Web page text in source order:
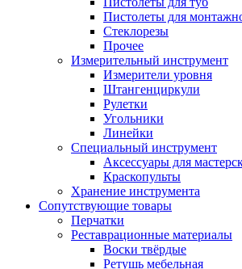
Пистолеты для
Стеклорезы
Прочее
Измерительный инструмент
Измерители уровня
Штангенциркули
Рулетки
Угольники
Линейки
Специальный инструмент
Аксессуары для
Краскопульты
Хранение инструмента
Сопутствующие товары
Перчатки
Реставрационные материалы
Воски твёрдые
Ретушь мебельная